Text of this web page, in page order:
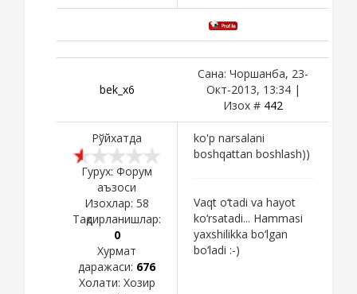
bek_x6
Сана: Чоршанба, 23-
Окт-2013, 13:34 |
Изох # 442
Рўйхатда
Гурух: Форум
аъзоси
Изохлар: 58
Тақдирланишлар:
0
Хурмат
даражаси: 676
Холати: Хозир
ko'p narsalani
boshqattan boshlash))
Vaqt o‘tadi va hayot
ko‘rsatadi... Hammasi
yaxshilikka bo‘lgan
bo‘ladi :-)